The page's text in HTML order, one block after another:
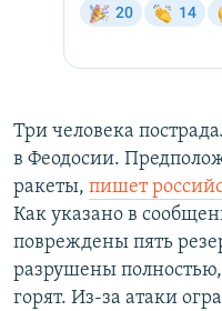
Три человека
в Феодосии.
ракеты, пишет
Как указано в
повреждены пять
разрушены
горят. Из-за атаки